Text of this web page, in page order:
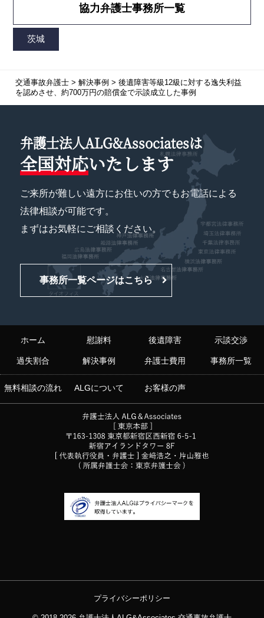
協力弁護士事務所一覧
交通事故弁護士> 解決事例 > 後遺障害等級12級に対する逸失利益
を認めさせ、約700万円の賠償金で示談成立した事例
弁護士法人ALG&Associatesは
全国対応いたします
ご来所が難しい遠方にお住いの方でもお電話による
法律相談が可能です。
まずはお気軽にご相談ください。
事務所一覧ページはこちら
ホーム 慰謝料 後遺障害 示談交渉
過失割合 解決事例 弁護士費用 事務所一覧
無料相談の流れ ALGについて お客様の声
プライバシーポリシー